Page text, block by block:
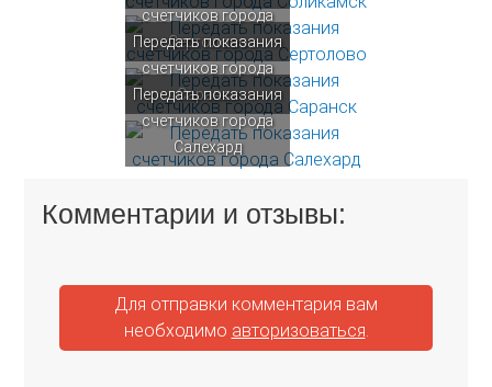
счетчиков города
Сертолово
Передать показания
счетчиков города
Саранск
Передать показания
счетчиков города
Салехард
Комментарии и отзывы:
Для отправки комментария вам
необходимо авторизоваться